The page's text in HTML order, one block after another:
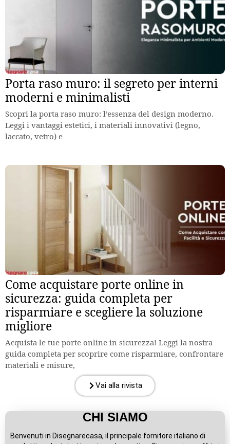
Porta raso muro: il segreto per interni
moderni e minimalisti
Scopri la porta raso muro: l’essenza del design moderno.
Leggi i vantaggi estetici, i materiali innovativi (legno,
laccato, vetro) e
Come acquistare porte online in
sicurezza: guida completa per
risparmiare e scegliere la soluzione
migliore
Acquista le tue porte online in sicurezza! Leggi la nostra
guida completa per scoprire come risparmiare, confrontare
materiali e misure,
Vai alla rivista
CHI SIAMO
Benvenuti in Disegnarecasa, il principale fornitore italiano di